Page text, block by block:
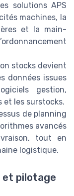
solutions APS
machines, la
et la main-
stocks devient
données issues
gestion,
les surstocks.
de planning
avancés
tout en
logistique.
et pilotage